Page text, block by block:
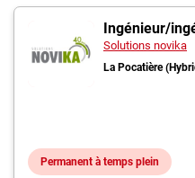
Ingénieur/
Solutions novika
La Pocatière
Permanent à temps plein